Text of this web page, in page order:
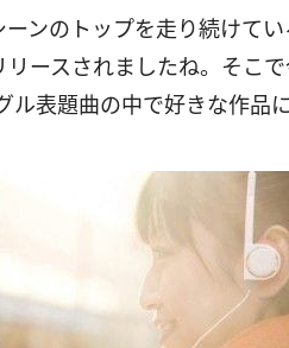
ンのトップを走り続けて
リースされましたね。そこ
表題曲の中で好きな作品